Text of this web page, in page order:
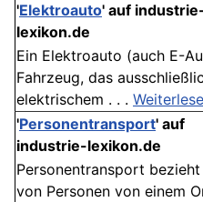
'Elektroauto' auf
lexikon.de
Ein Elektroauto (auch E-
Fahrzeug, das
elektrischem . . .
'Personentransport' auf
industrie-lexikon.de
Personentransport
von Personen von einem